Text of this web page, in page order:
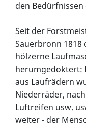
den Bedürfnissen
Seit der
Sauerbronn 1818
hölzerne
herumgedoktert:
aus Laufrädern
Niederräder,
Luftreifen usw.
weiter - der